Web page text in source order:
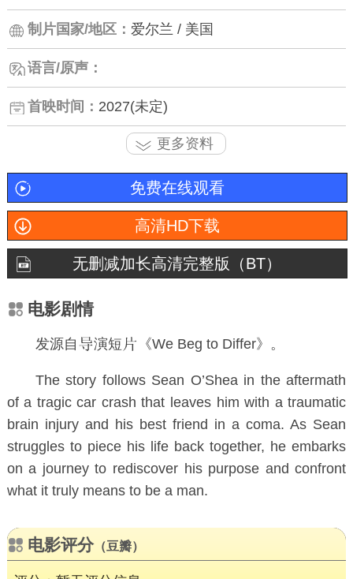
制片国家/地区： 爱尔兰 / 美国
语言/原声：
首映时间： 2027(未定)
更多资料
免费在线观看
高清HD下载
无删减加长高清完整版（BT）
电影剧情
发源自 演短 《We Beg to Differ》。
The story follows Sean O’Shea in the aftermath
of a tragic car crash that leaves him with a traumatic
brain injury and his best friend in a coma. As Sean
struggles to piece his life back together, he embarks
on a journey to rediscover his purpose and confront
what it truly means to be a man.
电影评分（豆瓣）